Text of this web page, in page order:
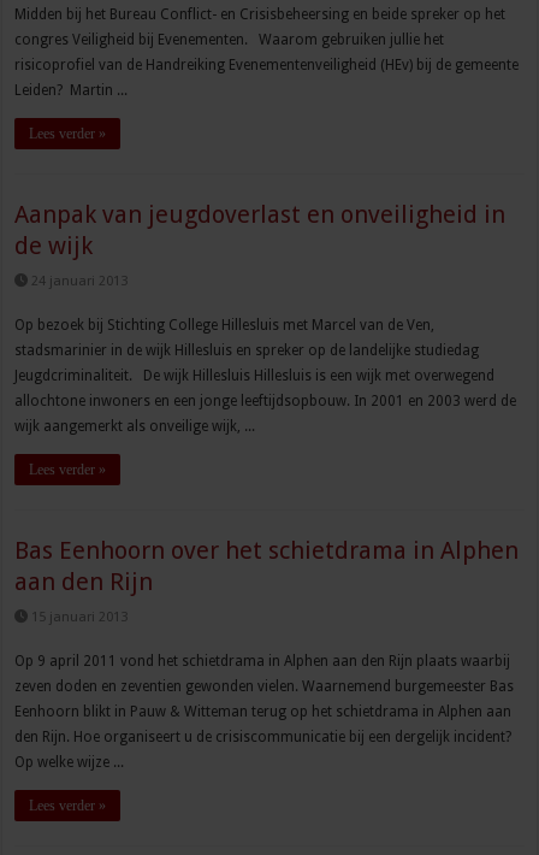
Midden bij het Bureau Conflict- en Crisisbeheersing en beide spreker op het
congres Veiligheid bij Evenementen. Waarom gebruiken jullie het
risicoprofiel van de Handreiking Evenementenveiligheid (HEv) bij de gemeente
Leiden? Martin ...
Lees verder »
Aanpak van jeugdoverlast en onveiligheid in
de wijk
24 januari 2013
Op bezoek bij Stichting College Hillesluis met Marcel van de Ven,
stadsmarinier in de wijk Hillesluis en spreker op de landelijke studiedag
Jeugdcriminaliteit. De wijk Hillesluis Hillesluis is een wijk met overwegend
allochtone inwoners en een jonge leeftijdsopbouw. In 2001 en 2003 werd de
wijk aangemerkt als onveilige wijk, ...
Lees verder »
Bas Eenhoorn over het schietdrama in Alphen
aan den Rijn
15 januari 2013
Op 9 april 2011 vond het schietdrama in Alphen aan den Rijn plaats waarbij
zeven doden en zeventien gewonden vielen. Waarnemend burgemeester Bas
Eenhoorn blikt in Pauw & Witteman terug op het schietdrama in Alphen aan
den Rijn. Hoe organiseert u de crisiscommunicatie bij een dergelijk incident?
Op welke wijze ...
Lees verder »